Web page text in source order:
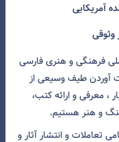
آمریکایی
وثوقی
فرهنگی و هنری فارسی
آوردن طیف وسیعی از
، معرفی و ارائه کتب،
و هنر هستیم.
تعاملات و انتشار آثار و